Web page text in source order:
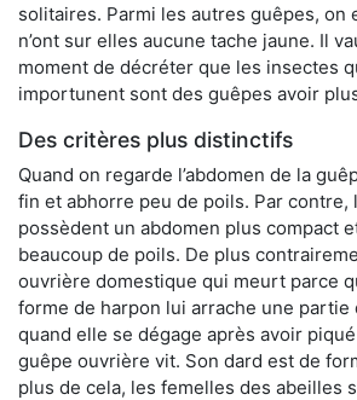
solitaires. Parmi les autres guêpes, on
n’ont sur elles aucune tache jaune. Il
moment de décréter que les insectes
importunent sont des guêpes avoir
Des critères plus distinctifs
Quand on regarde l’abdomen de la
fin et abhorre peu de poils. Par contre,
possèdent un abdomen plus compact
beaucoup de poils. De plus
ouvrière domestique qui meurt parce
forme de harpon lui arrache une partie
quand elle se dégage après avoir
guêpe ouvrière vit. Son dard est de
plus de cela, les femelles des abeilles